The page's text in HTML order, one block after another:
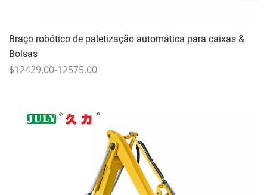
Braço robótico de paletização automática para caixas &
Bolsas
$12429.00-12575.00